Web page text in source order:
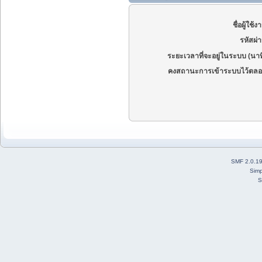
ชื่อผู้ใช้ง
รหัสผ่
ระยะเวลาที่จะอยู่ในระบบ (นา
คงสถานะการเข้าระบบไว้ตล
SMF 2.0.19